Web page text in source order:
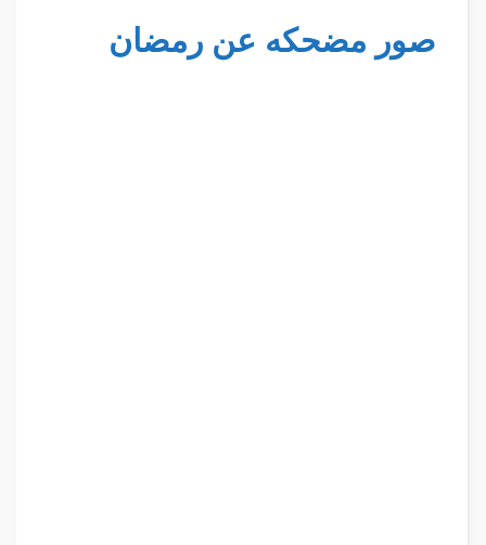
صور مضحكه عن رمضان